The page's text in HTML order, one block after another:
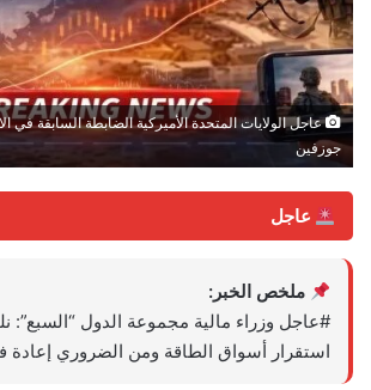
عاجل الولايات المتحدة الأميركية الضابطة السابقة في
جوزفين
عاجل
ملخص الخبر:
#عاجل وزراء مالية مجموعة الدول “السبع”:
استقرار أسواق الطاقة ومن الضروري